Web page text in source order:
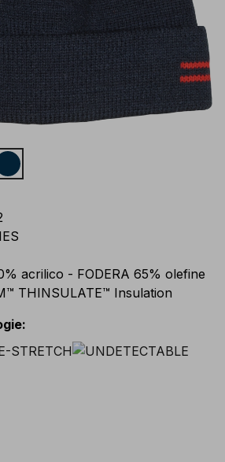
acrilico - FODERA 65% olefine
THINSULATE™ Insulation
: